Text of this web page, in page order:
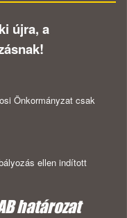
újra, a
Önkormányzat csak
ellen indított
határozat